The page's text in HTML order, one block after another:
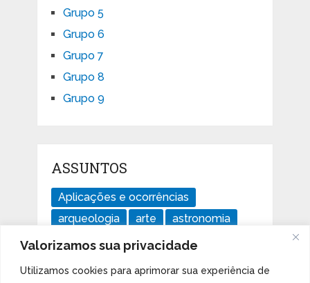
Valorizamos sua privacidade
Utilizamos cookies para aprimorar sua experiência de
Grupo 5
Grupo 6
Grupo 7
Grupo 8
Grupo 9
ASSUNTOS
Aplicações e ocorrências
arqueologia
arte
astronomia
divertido
ensaios
geologia